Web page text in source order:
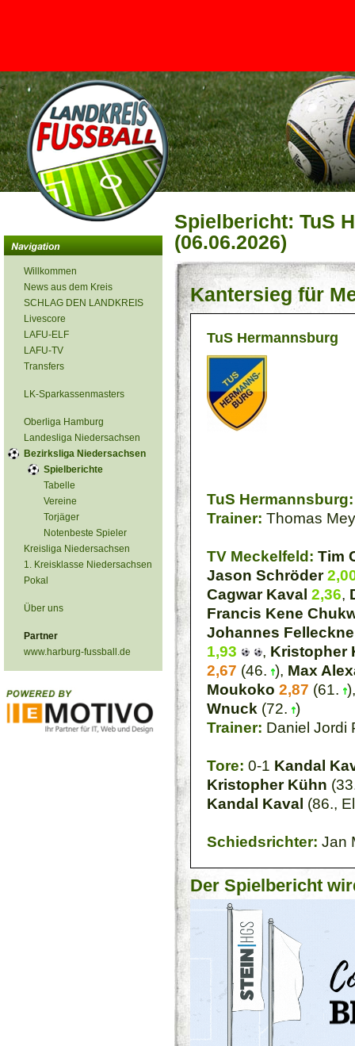
<
Willkommen
News aus dem Kreis
SCHLAG DEN LANDKREIS
Livescore
LAFU-ELF
LAFU-TV
Transfers
LK-Sparkassenmasters
Oberliga Hamburg
Landesliga Niedersachsen
Bezirksliga Niedersachsen
Spielberichte
Tabelle
Vereine
Torjäger
Notenbeste Spieler
Kreisliga Niedersachsen
1. Kreisklasse Niedersachsen
Pokal
Über uns
Partner
www.harburg-fussball.de
Spielbericht: TuS
(06.06.2026)
Kantersieg für
TuS Hermannsburg
TuS Hermannsburg:
Trainer: Thomas
TV Meckelfeld: Tim
Jason Schröder
Cagwar Kaval 2,36,
Francis Kene
Johannes
1,93
, Kristopher
2,67 (46. ), Max
Moukoko 2,87 (61.
Wnuck (72. )
Trainer: Daniel Jordi
Tore: 0-1 Kandal
Kristopher Kühn
Kandal Kaval (86.,
Schiedsrichter: Jan
Der Spielbericht